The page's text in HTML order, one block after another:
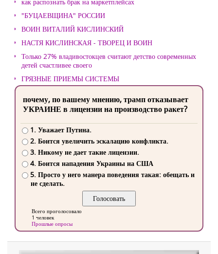
"БУЦАЕВЩИНА" РОССИИ
ВОИН ВИТАЛИЙ КИСЛИНСКИЙ
НАСТЯ КИСЛИНСКАЯ - ТВОРЕЦ И ВОИН
Только 27% владивостокцев считают детство современных
детей счастливее своего
ГРЯЗНЫЕ ПРИЕМЫ СИСТЕМЫ
почему, по вашему мнению, трамп отказывает
УКРАИНЕ в лицензии на производство ракет?
1. Уважает Путина.
2. Боится увеличить эскалацию конфликта.
3. Никому не дает такие лицензии.
4. Боится нападения Украины на США
5. Просто у него манера поведения такая: обещать и
не сделать.
Всего проголосовало
1 человек
Прошлые опросы